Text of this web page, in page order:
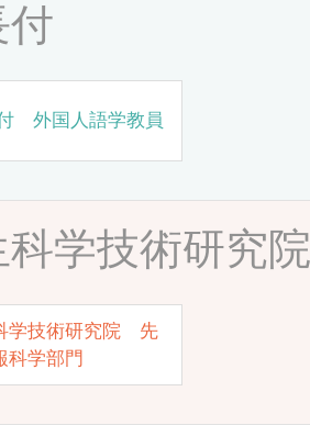
付
外国人語学教員
科学技術研究
学技術研究院 先
科学部門